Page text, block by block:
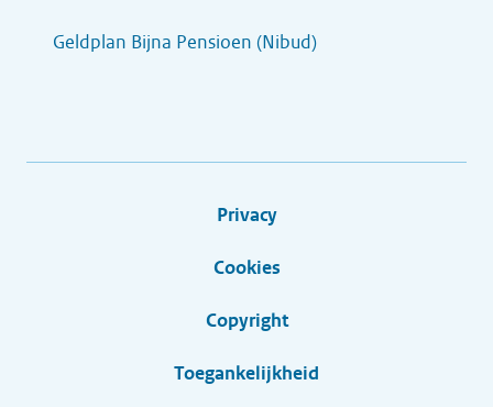
Geldplan Bijna Pensioen (Nibud)
Privacy
Cookies
Copyright
Toegankelijkheid